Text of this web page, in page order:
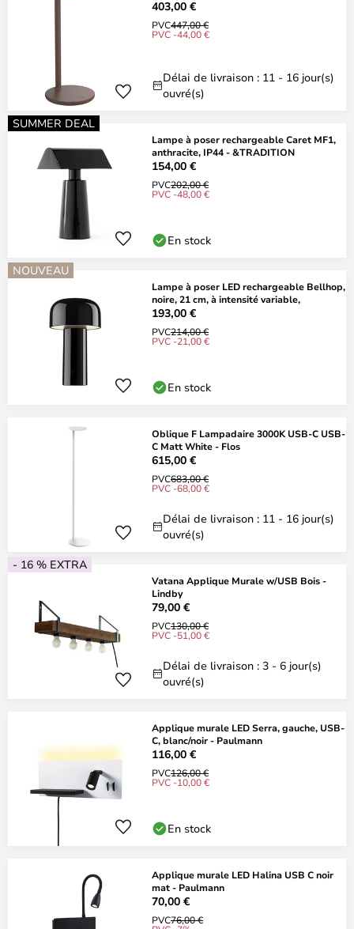
403,00 €
PVC447,00 €
PVC -44,00 €
Délai de livraison : 11 - 16 jour(s)
ouvré(s)
SUMMER DEAL
Lampe à poser rechargeable Caret MF1,
anthracite, IP44 - &TRADITION
154,00 €
PVC202,00 €
PVC -48,00 €
En stock
NOUVEAU
Lampe à poser LED rechargeable Bellhop,
noire, 21 cm, à intensité variable,
193,00 €
PVC214,00 €
PVC -21,00 €
En stock
Oblique F Lampadaire 3000K USB-C USB-
C Matt White - Flos
615,00 €
PVC683,00 €
PVC -68,00 €
Délai de livraison : 11 - 16 jour(s)
ouvré(s)
- 16 % EXTRA
Vatana Applique Murale w/USB Bois -
Lindby
79,00 €
PVC130,00 €
PVC -51,00 €
Délai de livraison : 3 - 6 jour(s)
ouvré(s)
Applique murale LED Serra, gauche, USB-
C, blanc/noir - Paulmann
116,00 €
PVC126,00 €
PVC -10,00 €
En stock
Applique murale LED Halina USB C noir
mat - Paulmann
70,00 €
PVC76,00 €